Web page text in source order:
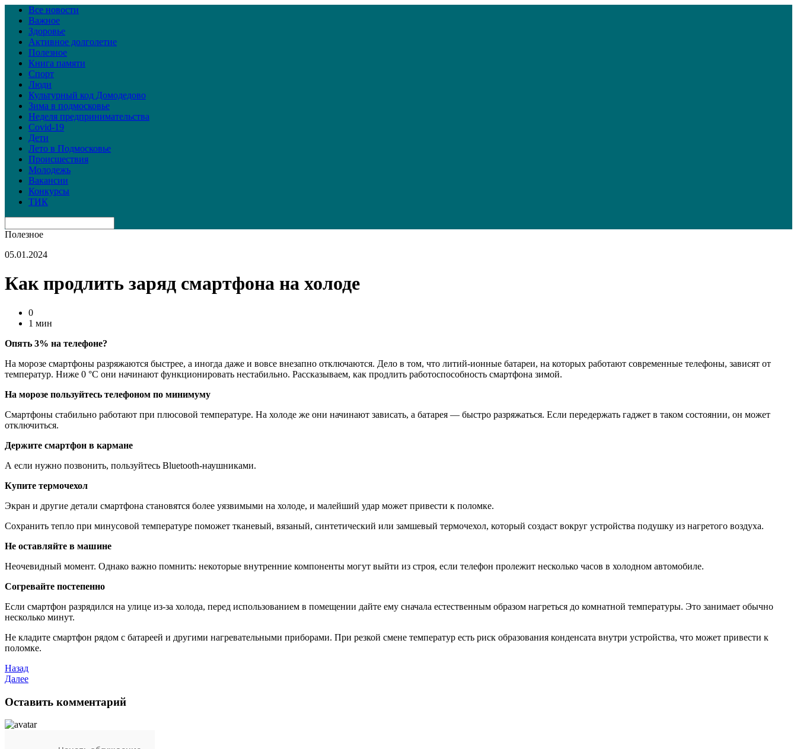
Все новости
Важное
Здоровье
Активное долголетие
Полезное
Книга памяти
Спорт
Люди
Культурный код Домодедово
Зима в подмосковье
Неделя предпринимательства
Covid-19
Дети
Лето в Подмосковье
Происшествия
Молодежь
Вакансии
Конкурсы
ТИК
Полезное
05.01.2024
Как продлить заряд смартфона на холоде
0
1 мин
Опять 3% на телефоне?
На морозе смартфоны разряжаются быстрее, а иногда даже и вовсе внезапно отключаются. Дело в том, что литий-ионные батареи, на которых работают современные телефоны, зависят от
температур. Ниже 0 °C они начинают функционировать нестабильно. Рассказываем, как продлить работоспособность смартфона зимой.
На морозе пользуйтесь телефоном по минимуму
Смартфоны стабильно работают при плюсовой температуре. На холоде же они начинают зависать, а батарея — быстро разряжаться. Если передержать гаджет в таком состоянии, он может
отключиться.
Держите смартфон в кармане
А если нужно позвонить, пользуйтесь Bluetooth-наушниками.
Купите термочехол
Экран и другие детали смартфона становятся более уязвимыми на холоде, и малейший удар может привести к поломке.
Сохранить тепло при минусовой температуре поможет тканевый, вязаный, синтетический или замшевый термочехол, который создаст вокруг устройства подушку из нагретого воздуха.
Не оставляйте в машине
Неочевидный момент. Однако важно помнить: некоторые внутренние компоненты могут выйти из строя, если телефон пролежит несколько часов в холодном автомобиле.
Согревайте постепенно
Если смартфон разрядился на улице из-за холода, перед использованием в помещении дайте ему сначала естественным образом нагреться до комнатной температуры. Это занимает обычно
несколько минут.
Не кладите смартфон рядом с батареей и другими нагревательными приборами. При резкой смене температур есть риск образования конденсата внутри устройства, что может привести к
поломке.
Назад
Далее
Оставить комментарий